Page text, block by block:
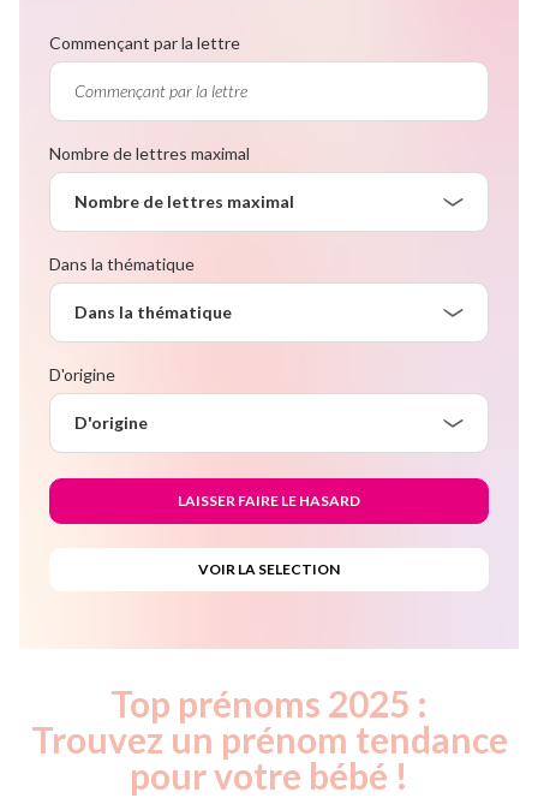
Commençant par la lettre
Nombre de lettres maximal
Nombre de lettres maximal
Dans la thématique
Dans la thématique
D'origine
D'origine
Top prénoms 2025 :
Trouvez un prénom tendance
pour votre bébé !